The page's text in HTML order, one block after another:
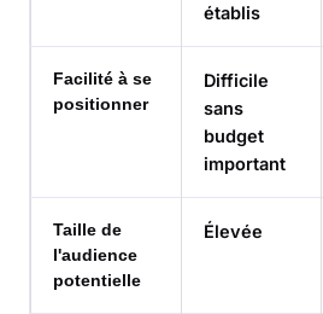
établis
Facilité à se
positionner
Difficile
sans
budget
important
Taille de
l'audience
potentielle
Élevée